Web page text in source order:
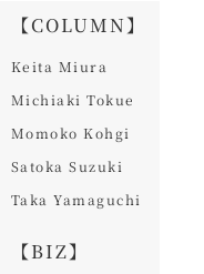
【COLUMN】
Keita Miura
Michiaki Tokue
Momoko Kohgi
Satoka Suzuki
Taka Yamaguchi
【BIZ】